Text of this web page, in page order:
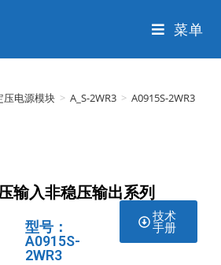
菜单
压电源模块 > A_S-2WR3 > A0915S-2WR3
输入非稳压输出系列
型号：
A0915S-
2WR3
技术
手册